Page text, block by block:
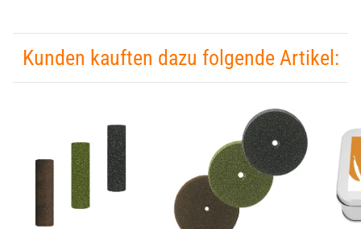
Kunden kauften dazu folgende Artikel: